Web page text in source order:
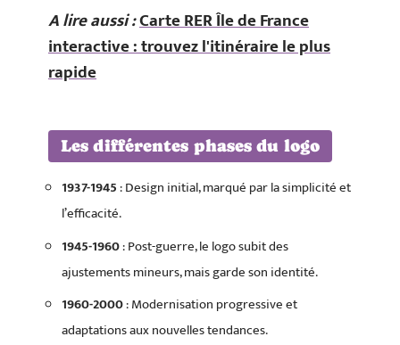
A lire aussi :Carte RER Île de France
interactive : trouvez l'itinéraire le plus
rapide
Les différentes phases du logo
1937-1945: Design initial, marqué par la simplicité et
l’efficacité.
1945-1960: Post-guerre, le logo subit des
ajustements mineurs, mais garde son identité.
1960-2000: Modernisation progressive et
adaptations aux nouvelles tendances.